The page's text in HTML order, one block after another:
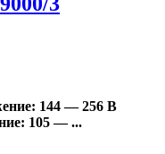
: 144 — 256 В
: 105 — ...